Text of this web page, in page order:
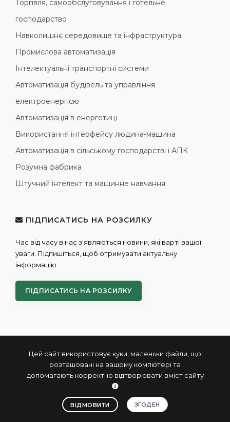
Цей сайт використовує куки, маленьки файли, що
розташовані на вашому компютері та
допомагають корректно відтворювати вміст сайту
ВІДМОВИТИ ЗГОДЕН
Торгівля, самообслуговування і готельне
господарство
Навколишнє середовище та інфраструктура
Промислова автоматизація
Інтелектуальні транспортні системи
Автоматизація будівель та управління
електроенергією
Автоматизація в енергетиці
Використання інтерфейсу людина-машина
Автоматизація в сільському господарстві і АПК
Розумна фабрика
Штучний інтелект та машинне навчання
ПІДПИСАТИСЬ НА РОЗСИЛКУ
Час від часу в нас з'являються новини, які варті вашої
уваги. Підпишіться, щоб отримувати актуальну
інформацію
ПІДПИСАТИСЬ НА РОЗСИЛКУ
© 2004 - 2026 ПРОКСИС™ - промислові комп'ютери та
системи